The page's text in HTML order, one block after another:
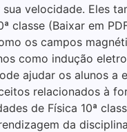
velocidade. Eles
classe (Baixar em
os campos
como indução
ajudar os alunos a
relacionados à
de Física 10ª
da